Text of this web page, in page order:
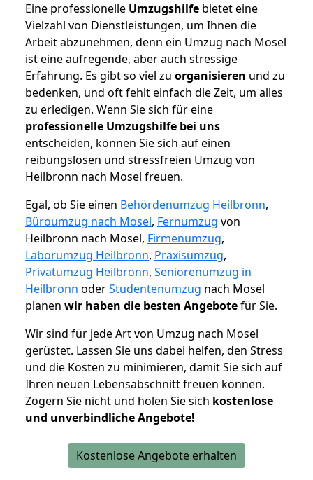
Eine professionelle Umzugshilfe bietet eine
Vielzahl von Dienstleistungen, um Ihnen die
Arbeit abzunehmen, denn ein Umzug nach Mosel
ist eine aufregende, aber auch stressige
Erfahrung. Es gibt so viel zu organisieren und zu
bedenken, und oft fehlt einfach die Zeit, um alles
zu erledigen. Wenn Sie sich für eine
professionelle Umzugshilfe bei uns
entscheiden, können Sie sich auf einen
reibungslosen und stressfreien Umzug von
Heilbronn nach Mosel freuen.
Egal, ob Sie einen Behördenumzug Heilbronn,
Büroumzug nach Mosel, Fernumzug von
Heilbronn nach Mosel, Firmenumzug,
Laborumzug Heilbronn, Praxisumzug,
Privatumzug Heilbronn, Seniorenumzug in
Heilbronn oderStudentenumzug nach Mosel
planen wir haben die besten Angebotefür Sie.
Wir sind für jede Art von Umzug nach Mosel
gerüstet. Lassen Sie uns dabei helfen, den Stress
und die Kosten zu minimieren, damit Sie sich auf
Ihren neuen Lebensabschnitt freuen können.
Zögern Sie nicht und holen Sie sich kostenlose
und unverbindliche Angebote!
Kostenlose Angebote erhalten